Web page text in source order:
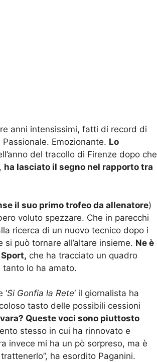
anni intensissimi, fatti di record di
Emozionante. Lo
del tracollo di Firenze dopo che
ha lasciato il segno nel rapporto tra
il suo primo trofeo da allenatore)
voluto spezzare. Che in parecchi
ricerca di un nuovo tecnico dopo i
può tornare all’altare insieme. Ne è
che ha tracciato un quadro
tanto lo ha amato.
‘Si Gonfia la Rete‘ il giornalista ha
tasto delle possibili cessioni
Queste voci sono piuttosto
stesso in cui ha rinnovato e
invece mi ha un pò sorpreso, ma è
ha esordito Paganini.